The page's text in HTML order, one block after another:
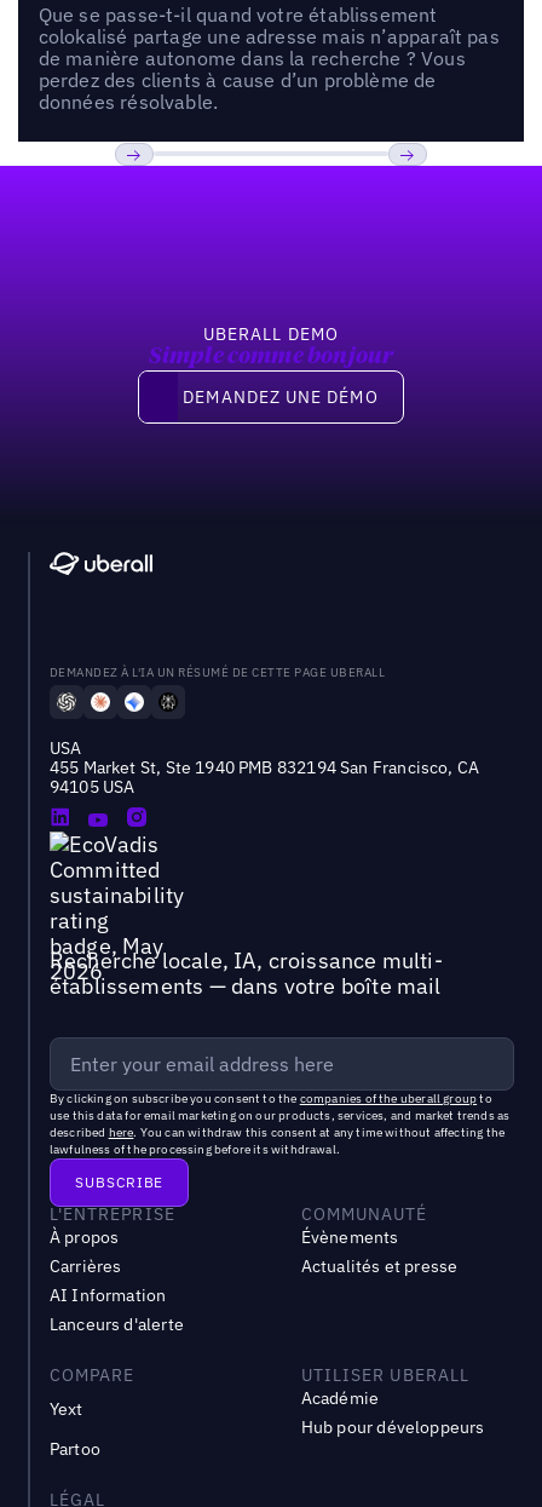
Que se passe-t-il quand votre établissement
colokalisé partage une adresse mais n’apparaît pas
de manière autonome dans la recherche ? Vous
perdez des clients à cause d’un problème de
données résolvable.
UBERALL DEMO
Simple comme bonjour
Demandez une démo
DEMANDEZ UNE DÉMO
DEMANDEZ À L'IA UN RÉSUMÉ DE CETTE PAGE UBERALL
USA
455 Market St, Ste 1940 PMB 832194 San Francisco, CA
94105 USA
Recherche locale, IA, croissance multi-
établissements — dans votre boîte mail
By clicking on subscribe you consent to the companies of the uberall groupto
use this data for email marketing on our products, services, and market trends as
described here. You can withdraw this consent at any time without affecting the
lawfulness of the processing before its withdrawal.
L'ENTREPRISE
À propos
Carrières
AI Information
Lanceurs d'alerte
COMMUNAUTÉ
Évènements
Actualités et presse
COMPARE
Yext
Partoo
UTILISER UBERALL
Académie
Hub pour développeurs
LÉGAL